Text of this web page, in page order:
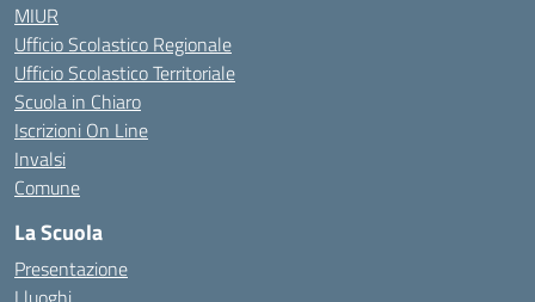
MIUR
Ufficio Scolastico Regionale
Ufficio Scolastico Territoriale
Scuola in Chiaro
Iscrizioni On Line
Invalsi
Comune
La Scuola
Presentazione